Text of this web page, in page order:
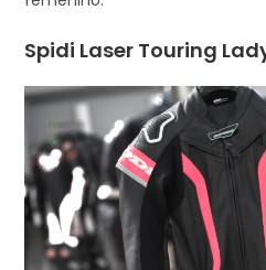
Spidi Laser Touring